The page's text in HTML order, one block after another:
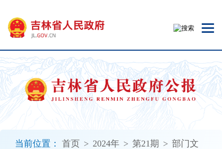
当前位置： 首页 > 2024年 > 第21期 > 部门文
开
无
障
碍
说
明